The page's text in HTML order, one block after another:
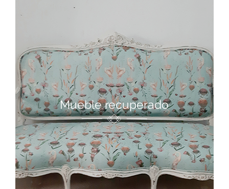
Mueble recuperado